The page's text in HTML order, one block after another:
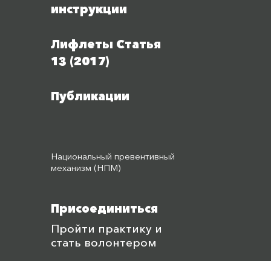
инструкции
Лифлеты Статья
13 (2017)
Публикации
Национальный превентивный
механизм (НПМ)
Присоединиться
Пройти практику и
стать волонтером